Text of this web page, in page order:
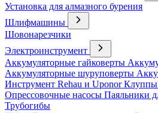
Установка для алмазного бурения
Шлифмашины
Шовонарезчики
Электроинструмент
Аккумуляторные гайковерты
Аккумуляторные шуруповерты
Инструмент Rehau и UponorКлуппы
Опрессовочные насосы Паяльники
Трубогибы